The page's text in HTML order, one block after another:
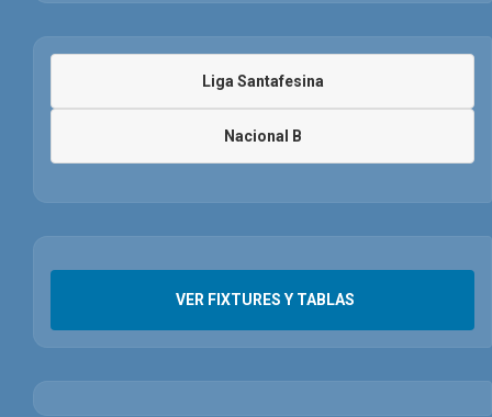
Liga Santafesina
Nacional B
VER FIXTURES Y TABLAS